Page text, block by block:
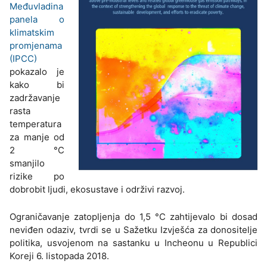
Međuvladina
panela o
klimatskim
promjenama
(IPCC)
pokazalo je
kako bi
zadržavanje
rasta
temperatura
za manje od
2 °C
smanjilo
rizike po
dobrobit ljudi, ekosustave i održivi razvoj.
Ograničavanje zatopljenja do 1,5 °C zahtijevalo bi dosad
neviđen odaziv, tvrdi se u Sažetku Izvješća za donositelje
politika, usvojenom na sastanku u Incheonu u Republici
Koreji 6. listopada 2018.